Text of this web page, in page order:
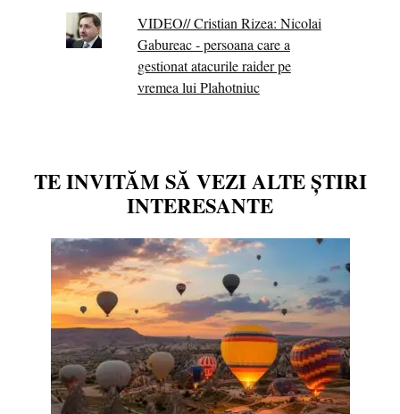
VIDEO// Cristian Rizea: Nicolai
Gabureac - persoana care a
gestionat atacurile raider pe
vremea lui Plahotniuc
TE INVITĂM SĂ VEZI ALTE ȘTIRI
INTERESANTE